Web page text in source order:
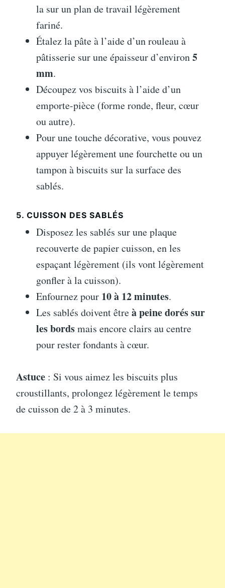
la sur un plan de travail légèrement
fariné.
Étalez la pâte à l’aide d’un rouleau à
pâtisserie sur une épaisseur d’environ5
mm.
Découpez vos biscuits à l’aide d’un
emporte-pièce (forme ronde, fleur, cœur
ou autre).
Pour une touche décorative, vous pouvez
appuyer légèrement une fourchette ou un
tampon à biscuits sur la surface des
sablés.
5. CUISSON DES SABLÉS
Disposez les sablés sur une plaque
recouverte de papier cuisson, en les
espaçant légèrement (ils vont légèrement
gonfler à la cuisson).
Enfournez pour 10 à 12 minutes.
Les sablés doivent êtreà peine dorés sur
les bordsmais encore clairs au centre
pour rester fondants à cœur.
Astuce : Si vous aimez les biscuits plus
croustillants, prolongez légèrement le temps
de cuisson de 2 à 3 minutes.